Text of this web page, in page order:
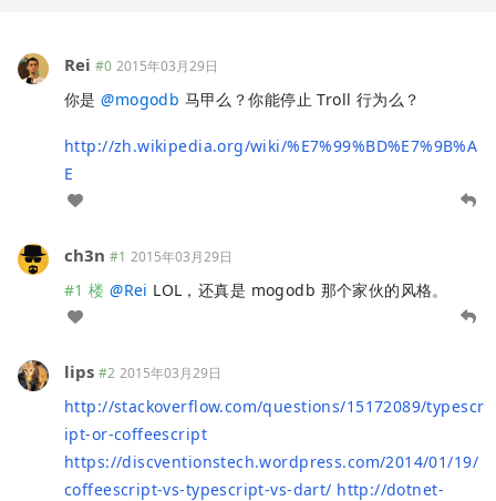
Rei #0 2015年03月29日
你是@mogodb 马甲么？你能停止 Troll 行为么？
http://zh.wikipedia.org/wiki/%E7%99%BD%E7%9B%A
E
ch3n #1 2015年03月29日
#1 楼 @Rei LOL，还真是 mogodb 那个家伙的风格。
lips #2 2015年03月29日
http://stackoverflow.com/questions/15172089/typescr
ipt-or-coffeescript
https://discventionstech.wordpress.com/2014/01/19/
coffeescript-vs-typescript-vs-dart/ http://dotnet-